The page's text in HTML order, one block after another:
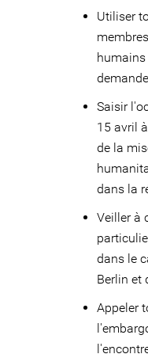
Utiliser
Saisir
15 avril
de la
dans la
Veiller à
dans le
Berlin et
Appeler